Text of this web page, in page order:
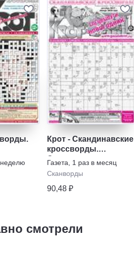
Крот - Скандинавские
кроссворды.
Спецвыпуск
Газета
1 раз в месяц
Сканворды
90,48 ₽
смотрели